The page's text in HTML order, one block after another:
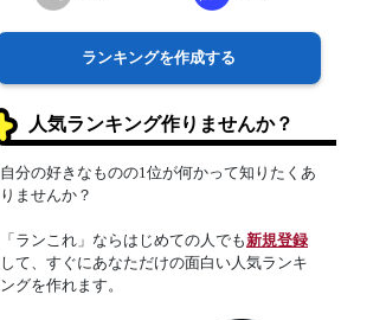
ランキングを作成する
人気ランキング作りませんか？
自分の好きなものの1位が何かって知りたくあ
りませんか？
「ランこれ」ならはじめての人でも新規登録
して、すぐにあなただけの面白い人気ランキ
ングを作れます。